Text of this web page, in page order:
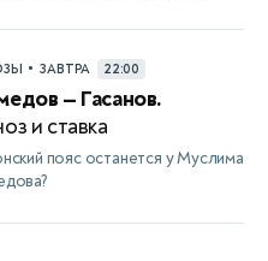
• ЗАВТРА 22:00
— Гасанов.
и ставка
пояс останется у Муслима